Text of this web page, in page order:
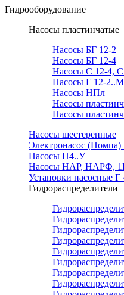
Гидрооборудование
Насосы пластинчатые
Насосы БГ 12-2
Насосы БГ 12-4
Насосы С 12-4,
Насосы Г 12-
Насосы НПл
Насосы
Насосы
Насосы шестеренные
Электронасос
Насосы Н4..У
Насосы НАР, НАРФ,
Установки насосные Г
Гидрораспределители